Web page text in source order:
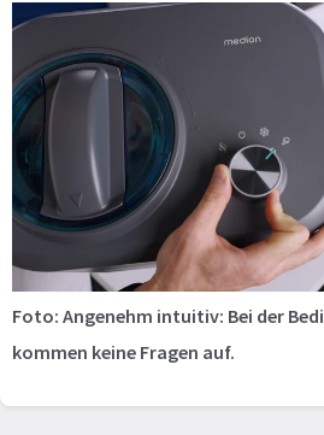
Foto: Angenehm intuitiv: Bei der
kommen keine Fragen auf.